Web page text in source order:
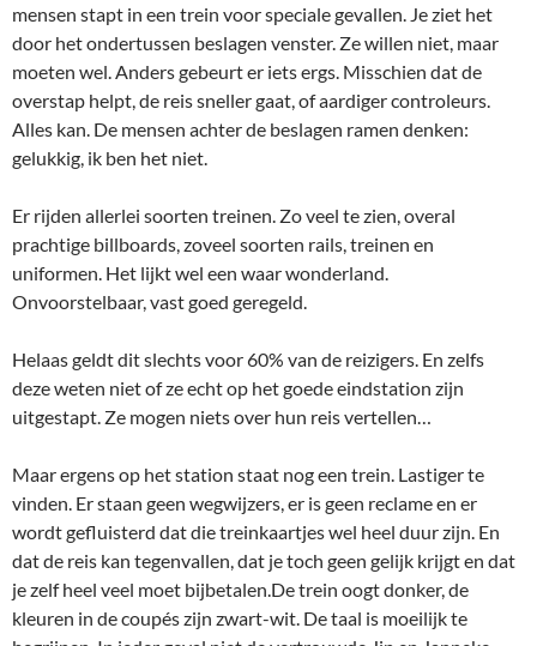
mensen stapt in een trein voor speciale gevallen. Je ziet het
door het ondertussen beslagen venster. Ze willen niet, maar
moeten wel. Anders gebeurt er iets ergs. Misschien dat de
overstap helpt, de reis sneller gaat, of aardiger controleurs.
Alles kan. De mensen achter de beslagen ramen denken:
gelukkig, ik ben het niet.
Er rijden allerlei soorten treinen. Zo veel te zien, overal
prachtige billboards, zoveel soorten rails, treinen en
uniformen. Het lijkt wel een waar wonderland.
Onvoorstelbaar, vast goed geregeld.
Helaas geldt dit slechts voor 60% van de reizigers. En zelfs
deze weten niet of ze echt op het goede eindstation zijn
uitgestapt. Ze mogen niets over hun reis vertellen…
Maar ergens op het station staat nog een trein. Lastiger te
vinden. Er staan geen wegwijzers, er is geen reclame en er
wordt gefluisterd dat die treinkaartjes wel heel duur zijn. En
dat de reis kan tegenvallen, dat je toch geen gelijk krijgt en dat
je zelf heel veel moet bijbetalen.De trein oogt donker, de
kleuren in de coupés zijn zwart-wit. De taal is moeilijk te